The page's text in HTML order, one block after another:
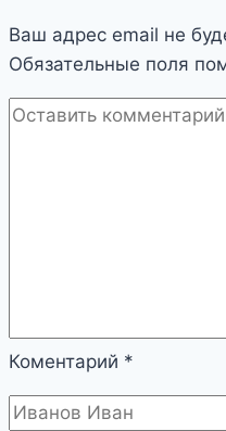
Ваш адрес email не
Обязательные поля
Коментарий *